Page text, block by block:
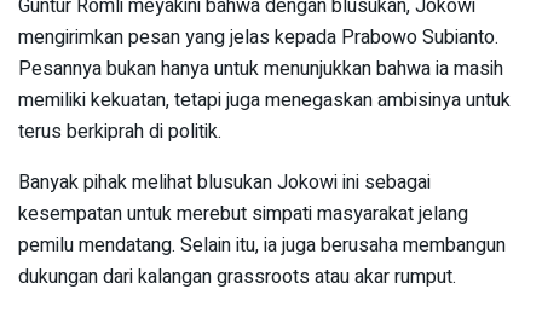
Guntur Romli meyakini bahwa dengan blusukan, Jokowi
mengirimkan pesan yang jelas kepada Prabowo Subianto.
Pesannya bukan hanya untuk menunjukkan bahwa ia masih
memiliki kekuatan, tetapi juga menegaskan ambisinya untuk
terus berkiprah di politik.
Banyak pihak melihat blusukan Jokowi ini sebagai
kesempatan untuk merebut simpati masyarakat jelang
pemilu mendatang. Selain itu, ia juga berusaha membangun
dukungan dari kalangan grassroots atau akar rumput.